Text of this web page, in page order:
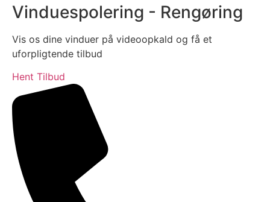
Vinduespolering - Rengøring
Vis os dine vinduer på videoopkald og få et
uforpligtende tilbud
Hent Tilbud